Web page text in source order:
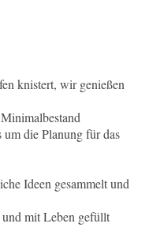
knistert, wir genießen
die Planung für das
Ideen gesammelt und
mit Leben gefüllt